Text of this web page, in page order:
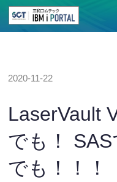
2020-11-22
LaserVault
でも！
でも！！！